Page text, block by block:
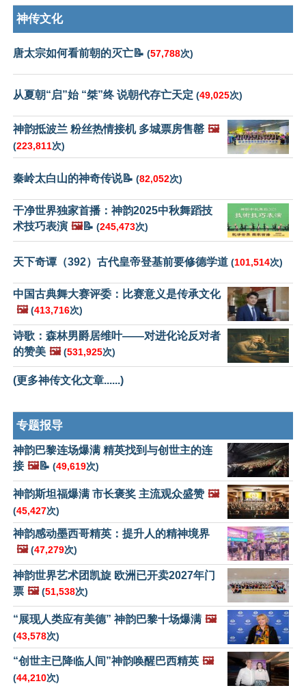
神传文化
唐太宗如何看前朝的灭亡📝 (57,788次)
从夏朝“启”始 “桀”终 说朝代存亡天定 (49,025次)
神韵抵波兰 粉丝热情接机 多城票房售罄 🖼️
(223,811次)
秦岭太白山的神奇传说📝 (82,052次)
干净世界独家首播：神韵2025中秋舞蹈技
术技巧表演 🖼️📝 (245,473次)
天下奇谭（392）古代皇帝登基前要修德学道 (101,514次)
中国古典舞大赛评委：比赛意义是传承文化
🖼️ (413,716次)
诗歌：森林男爵居维叶——对进化论反对者
的赞美 🖼️ (531,925次)
(更多神传文化文章......)
专题报导
神韵巴黎连场爆满 精英找到与创世主的连
接 🖼️📝 (49,619次)
神韵斯坦福爆满 市长褒奖 主流观众盛赞 🖼️
(45,427次)
神韵感动墨西哥精英：提升人的精神境界
🖼️ (47,279次)
神韵世界艺术团凯旋 欧洲已开卖2027年门
票 🖼️ (51,538次)
“展现人类应有美德” 神韵巴黎十场爆满 🖼️
(43,578次)
“创世主已降临人间”神韵唤醒巴西精英 🖼️
(44,210次)